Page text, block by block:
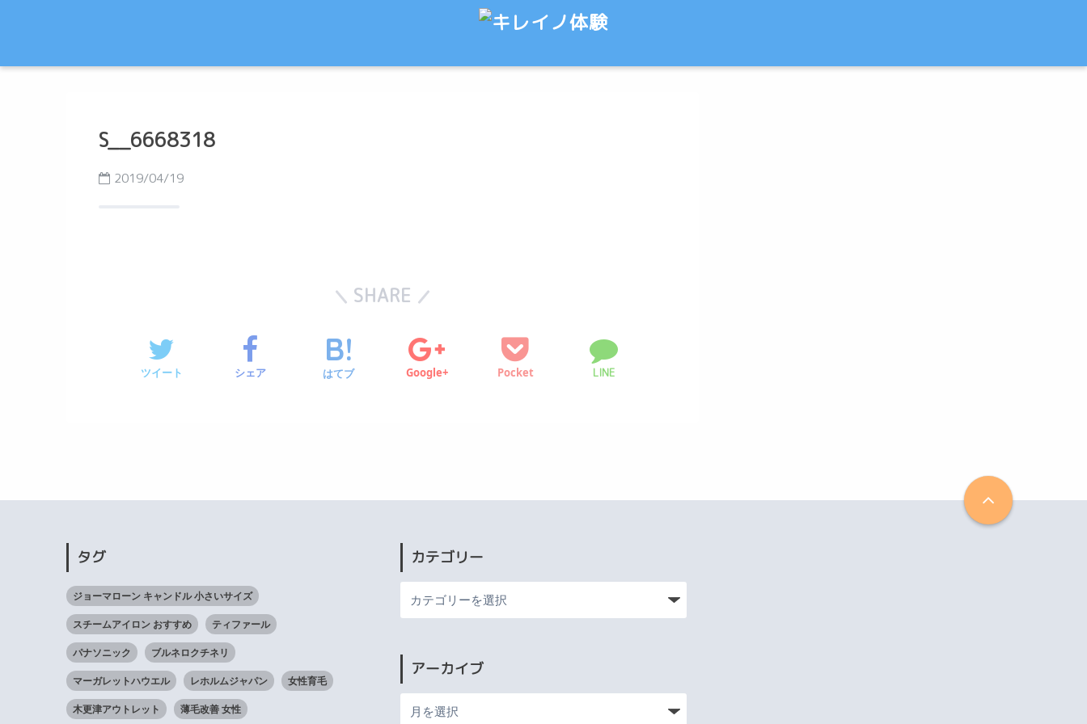
S__6668318
2019/04/19
SHARE
ツイート シェア はてブ Google+ Pocket LINE
タグ
ジョーマローン キャンドル 小さいサイズ
スチームアイロン おすすめ ティファール
パナソニック ブルネロクチネリ
マーガレットハウエル レホルムジャパン 女性育毛
木更津アウトレット 薄毛改善 女性
カテゴリー
アーカイブ